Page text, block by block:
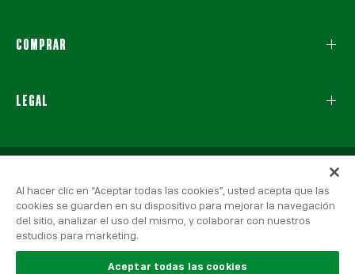
COMPRAR
LEGAL
© 2026 Real Betis Balompié, Todos los derechos reservados.
Al hacer clic en “Aceptar todas las cookies”, usted acepta que las
cookies se guarden en su dispositivo para mejorar la navegación
del sitio, analizar el uso del mismo, y colaborar con nuestros
estudios para marketing.
Aceptar todas las cookies